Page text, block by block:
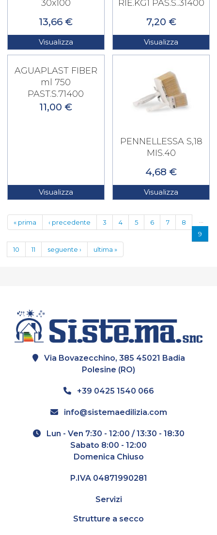
30x100
13,66 €
Visualizza
RIE.KG1 PAS.S..31400
7,20 €
Visualizza
AGUAPLAST FIBER
ml 750
PAST.S.71400
11,00 €
Visualizza
PENNELLESSA S,18
MIS.40
4,68 €
Visualizza
« prima ‹ precedente 3 4 5 6 7
8
9
10
11 seguente › ultima »
Via Bovazecchino, 385 45021 Badia
Polesine (RO)
+39 0425 1540 066
info@sistemaedilizia.com
Lun - Ven 7:30 - 12:00 / 13:30 - 18:30
Sabato 8:00 - 12:00
Domenica Chiuso
P.IVA 04871990281
Servizi
Strutture a secco